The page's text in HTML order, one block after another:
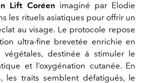
Lift Coréen imaginé par Elodie
les rituels asiatiques pour offrir un
au visage. Le protocole repose
ultra-fine brevetée enrichie en
végétales, destinée à stimuler le
et l’oxygénation cutanée. En
les traits semblent défatigués, le